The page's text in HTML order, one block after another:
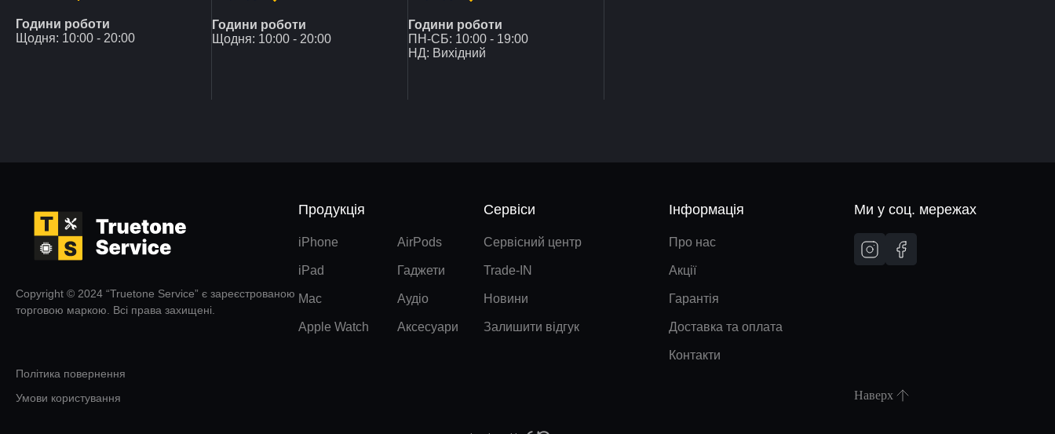
Години роботи
Щодня: 10:00 - 20:00
Години роботи
Щодня: 10:00 - 20:00
Години роботи
ПН-СБ: 10:00 - 19:00
НД: Вихідний
Copyright © 2024 “Truetone Service” є зареєстрованою
торговою маркою. Всі права захищені.
Політика повернення
Умови користування
Продукція
iPhone
iPad
Mac
Apple Watch
AirPods
Гаджети
Аудіо
Аксесуари
Сервіси
Сервісний центр
Trade-IN
Новини
Залишити відгук
Інформація
Про нас
Акції
Гарантія
Доставка та оплата
Контакти
Ми у соц. мережах
Наверх